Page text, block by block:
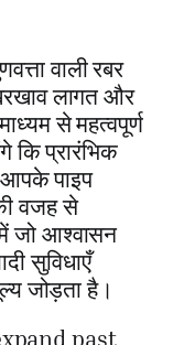
वाली रबर
लागत और
से महत्वपूर्ण
कि प्रारंभिक
पाइप
वजह से
जो आश्वासन
सुविधाएँ
जोड़ता है।
past